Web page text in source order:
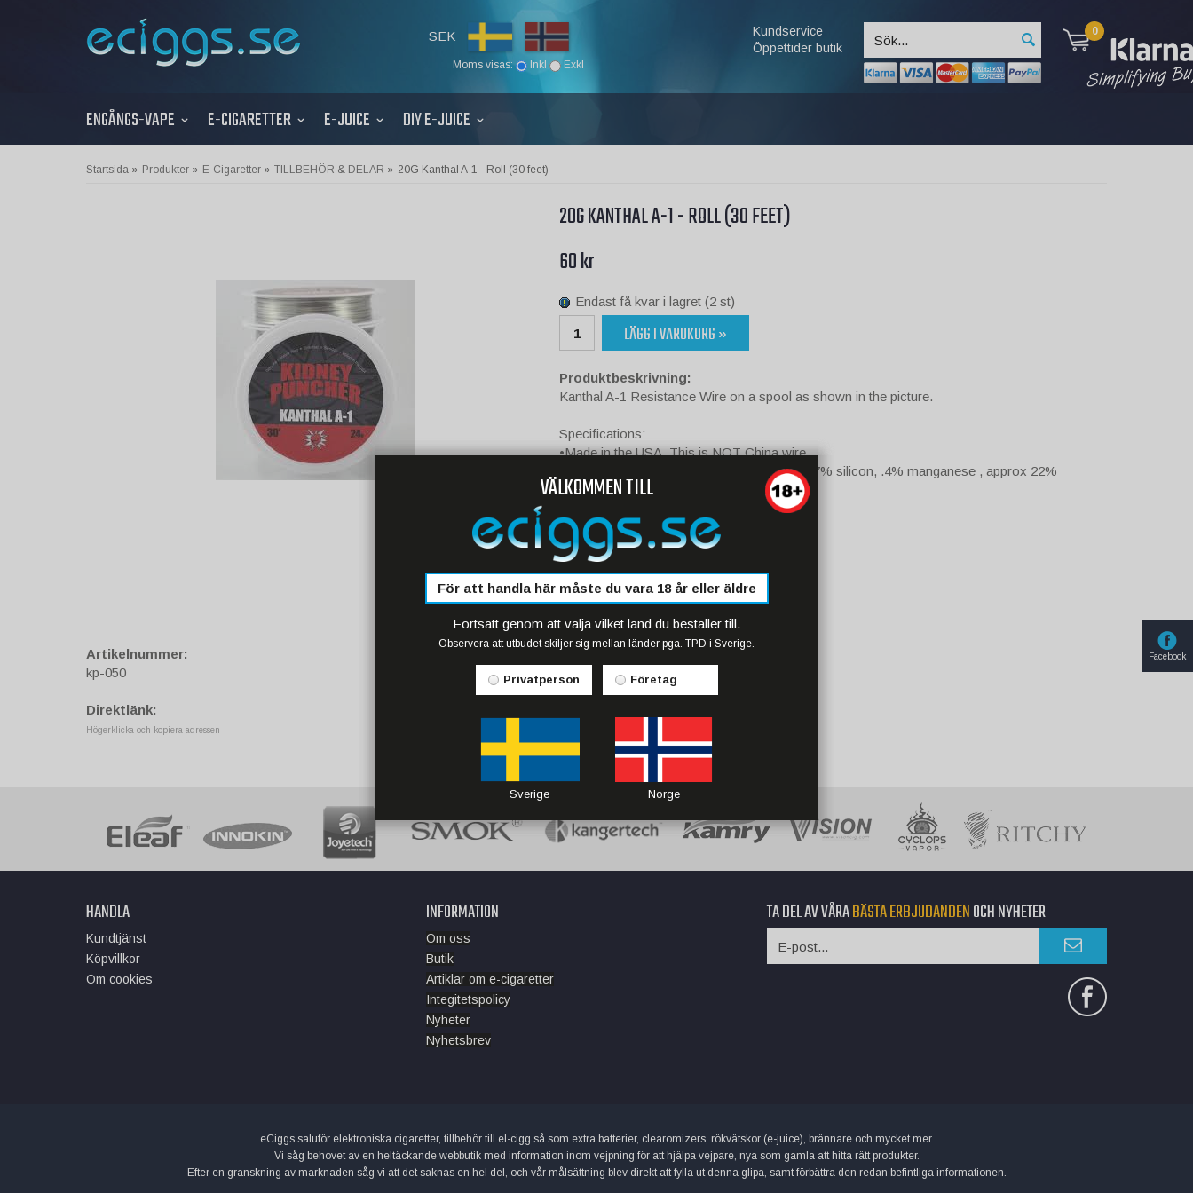
Facebook
Kundservice
Öppettider butik
0
SEK
Moms visas: Inkl Exkl
ENGÅNGS-VAPE E-CIGARETTER E-JUICE DIY E-JUICE
Startsida » Produkter » E-Cigaretter » TILLBEHÖR & DELAR » 20G Kanthal A-1 - Roll (30 feet)
Artikelnummer:
kp-050
Direktlänk:
Högerklicka och kopiera adressen
20G KANTHAL A-1 - ROLL (30 FEET)
60 kr
Endast få kvar i lagret (2 st)
LÄGG I VARUKORG »
Produktbeskrivning:
Kanthal A-1 Resistance Wire on a spool as shown in the picture.
Specifications:
•Made in the USA. This is NOT China wire.
•Contains: approx 70% iron, .08% carbon, .7% silicon, .4% manganese , approx 22%
chromium, 5.8% aluminum
HANDLA
Kundtjänst
Köpvillkor
Om cookies
INFORMATION
Om oss
Butik
Artiklar om e-cigaretter
Integitetspolicy
Nyheter
Nyhetsbrev
TA DEL AV VÅRABÄSTA ERBJUDANDENOCH NYHETER
eCiggs saluför elektroniska cigaretter, tillbehör till el-cigg så som extra batterier, clearomizers, rökvätskor (e-juice), brännare och mycket mer.
Vi såg behovet av en heltäckande webbutik med information inom vejpning för att hjälpa vejpare, nya som gamla att hitta rätt produkter.
Efter en granskning av marknaden såg vi att det saknas en hel del, och vår målsättning blev direkt att fylla ut denna glipa, samt förbättra den redan befintliga informationen.
VÄLKOMMEN TILL
För att handla här måste du vara 18 år eller äldre
Fortsätt genom att välja vilket land du beställer till.
Observera att utbudet skiljer sig mellan länder pga. TPD i Sverige.
Privatperson Företag
Sverige Norge